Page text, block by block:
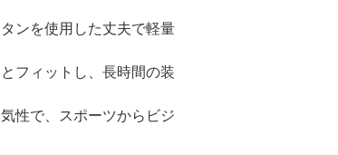
ンを使用した丈夫で軽量
フィットし、長時間の装
性で、スポーツからビジ